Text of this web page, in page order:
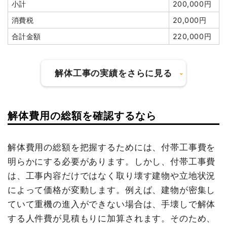
値引き
0円
小計
1,487,000
円
消費税
697,600円
合計金額
9,400,000
円
坪数 302坪
1,771万円
品名 数量 単価
金額
鉄骨造住宅302坪2階建
て
302坪
38,169
円
11,527,000
円
小計
200,000円
消費税
20,000円
合計金額
220,000円
解体工事の実績をさらに見る
建物の種類/構造 内装解体店舗1階建て
建物解体費用 314万9,000円
総額 430万1,000円
品名 数量 単価
金額
解体費用の総額を確認するなら
解体費用の総額を把握するためには、付帯工事費を
明らかにする必要があります。しかし、付帯工事費
は、工事内容だけではなく取り壊す建物や立地状況
によって価格が変動します。例えば、建物が密集し
ていて重機の進入ができない場合は、手壊しで解体
する人件費が見積もりに加算されます。そのため、